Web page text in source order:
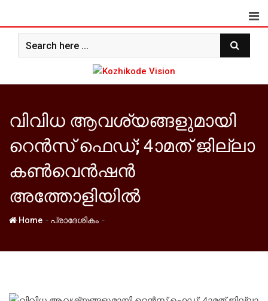
content
വിവിധ ആവശ്യങ്ങളുമായി
റെന്‍സ് ഫെഡ്; 4ാമത് ജില്ലാ
കണ്‍വെന്‍ഷന്‍
അത്തോളിയില്‍
Home - പ്രാദേശികം -